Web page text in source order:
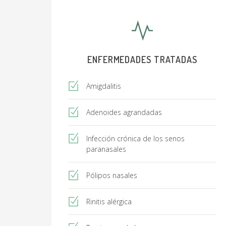
ENFERMEDADES TRATADAS
Amigdalitis
Adenoides agrandadas
Infección crónica de los senos
paranasales
Pólipos nasales
Rinitis alérgica